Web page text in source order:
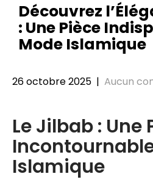
Découvrez
: Une Pièce
Mode Islamique
26 octobre 2025 | Aucun
Le Jilbab : Une
Islamique